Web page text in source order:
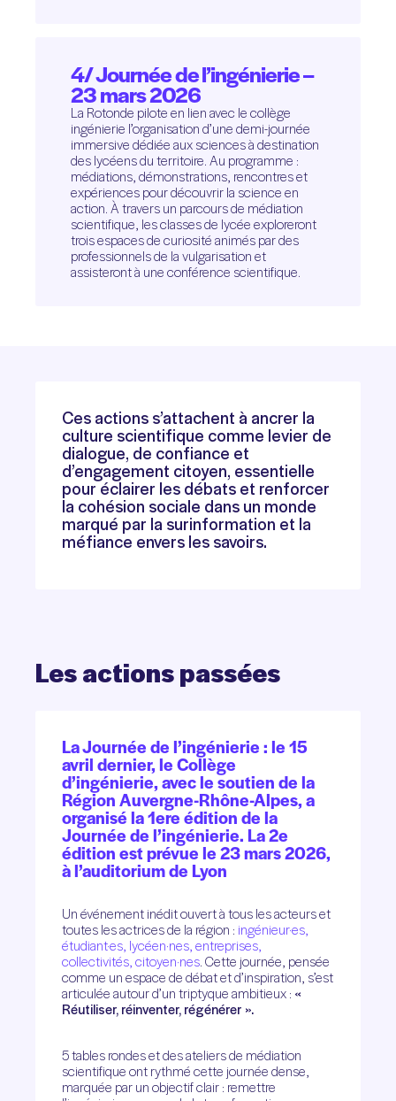
4/ Journée de l’ingénierie –
23 mars 2026
La Rotonde pilote en lien avec le collège
ingénierie l’organisation d’une demi-journée
immersive dédiée aux sciences à destination
des lycéens du territoire. Au programme :
médiations, démonstrations, rencontres et
expériences pour découvrir la science en
action. À travers un parcours de médiation
scientifique, les classes de lycée exploreront
trois espaces de curiosité animés par des
professionnels de la vulgarisation et
assisteront à une conférence scientifique.
Ces actions s’attachent à ancrer la
culture scientifique comme levier de
dialogue, de confiance et
d’engagement citoyen, essentielle
pour éclairer les débats et renforcer
la cohésion sociale dans un monde
marqué par la surinformation et la
méfiance envers les savoirs.
Lesactionspassées
La Journée de l’ingénierie : le 15
avril dernier, le Collège
d’ingénierie, avec le soutien de la
Région Auvergne-Rhône-Alpes, a
organisé la 1ere édition de la
Journée de l’ingénierie. La 2e
édition est prévue le 23 mars 2026,
à l’auditorium de Lyon
Un événement inédit ouvert à tous les acteurs et
toutes les actrices de la région : ingénieur·es,
étudiant·es, lycéen·nes, entreprises,
collectivités, citoyen·nes. Cette journée, pensée
comme un espace de débat et d’inspiration, s’est
articulée autour d’un triptyque ambitieux : «
Réutiliser, réinventer, régénérer ».
5 tables rondes et des ateliers de médiation
scientifique ont rythmé cette journée dense,
marquée par un objectif clair : remettre